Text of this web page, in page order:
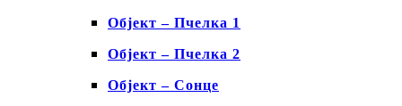
Објект – Пчелка 1
Објект – Пчелка 2
Објект – Сонце